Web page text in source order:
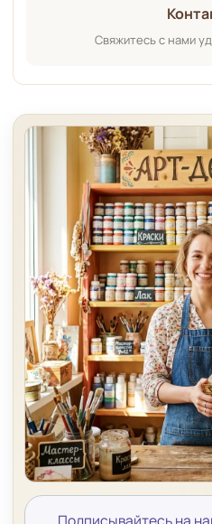
Свяжитесь с нами
Подписывайтесь на